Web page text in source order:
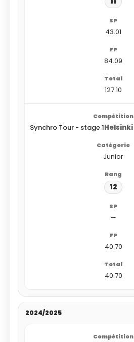
43.01
84.09
127.10
Synchro Tour - stage 1Helsinki
Junior
12
—
40.70
40.70
2024/2025